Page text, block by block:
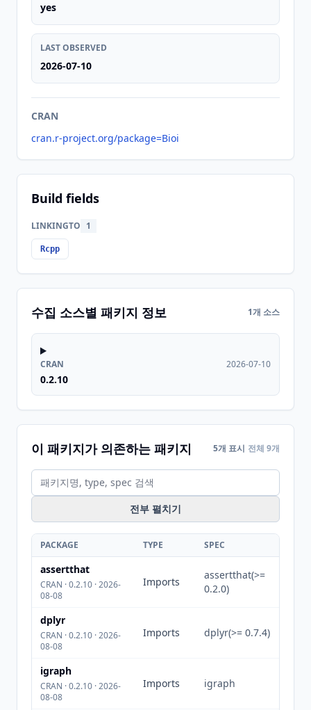
yes
LAST OBSERVED
2026-07-10
CRAN
cran.r-project.org/package=Bioi
Build fields
LINKINGTO 1
Rcpp
수집 소스별 패키지 정보 1개 소스
CRAN
0.2.10
2026-07-10
이 패키지가 의존하는 패키지 5개 표시 전체 9개
전부 펼치기
PACKAGE TYPE SPEC
assertthat
CRAN · 0.2.10 · 2026-
08-08
Imports
assertthat(>=
0.2.0)
dplyr
CRAN · 0.2.10 · 2026-
08-08
Imports dplyr(>= 0.7.4)
igraph
CRAN · 0.2.10 · 2026-
08-08
Imports igraph